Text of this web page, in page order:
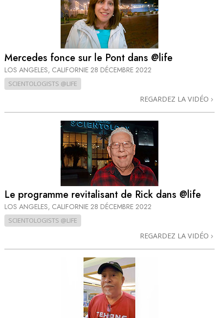
Mercedes fonce sur le Pont dans @life
LOS ANGELES, CALIFORNIE 28 DÉCEMBRE 2022
SCIENTOLOGISTS @LIFE
REGARDEZ LA VIDÉO
Le programme revitalisant de Rick dans @life
LOS ANGELES, CALIFORNIE 28 DÉCEMBRE 2022
SCIENTOLOGISTS @LIFE
REGARDEZ LA VIDÉO